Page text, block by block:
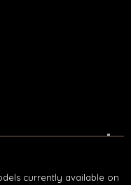
currently available on